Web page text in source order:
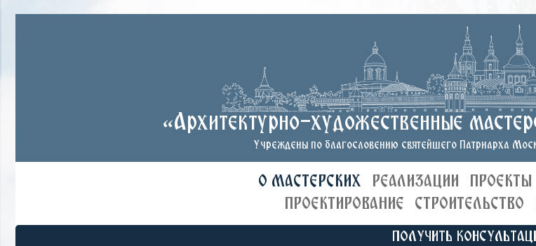
«Архитектурно-художественные
Учреждены по благословению святейшего Патриарха
О МАСТЕРСКИХ РЕАЛИЗАЦИИ ПРОЕКТЫ
ПРОЕКТИРОВАНИЕ
СТРОИТЕЛЬСТВО
ПОЛУЧИТЬ